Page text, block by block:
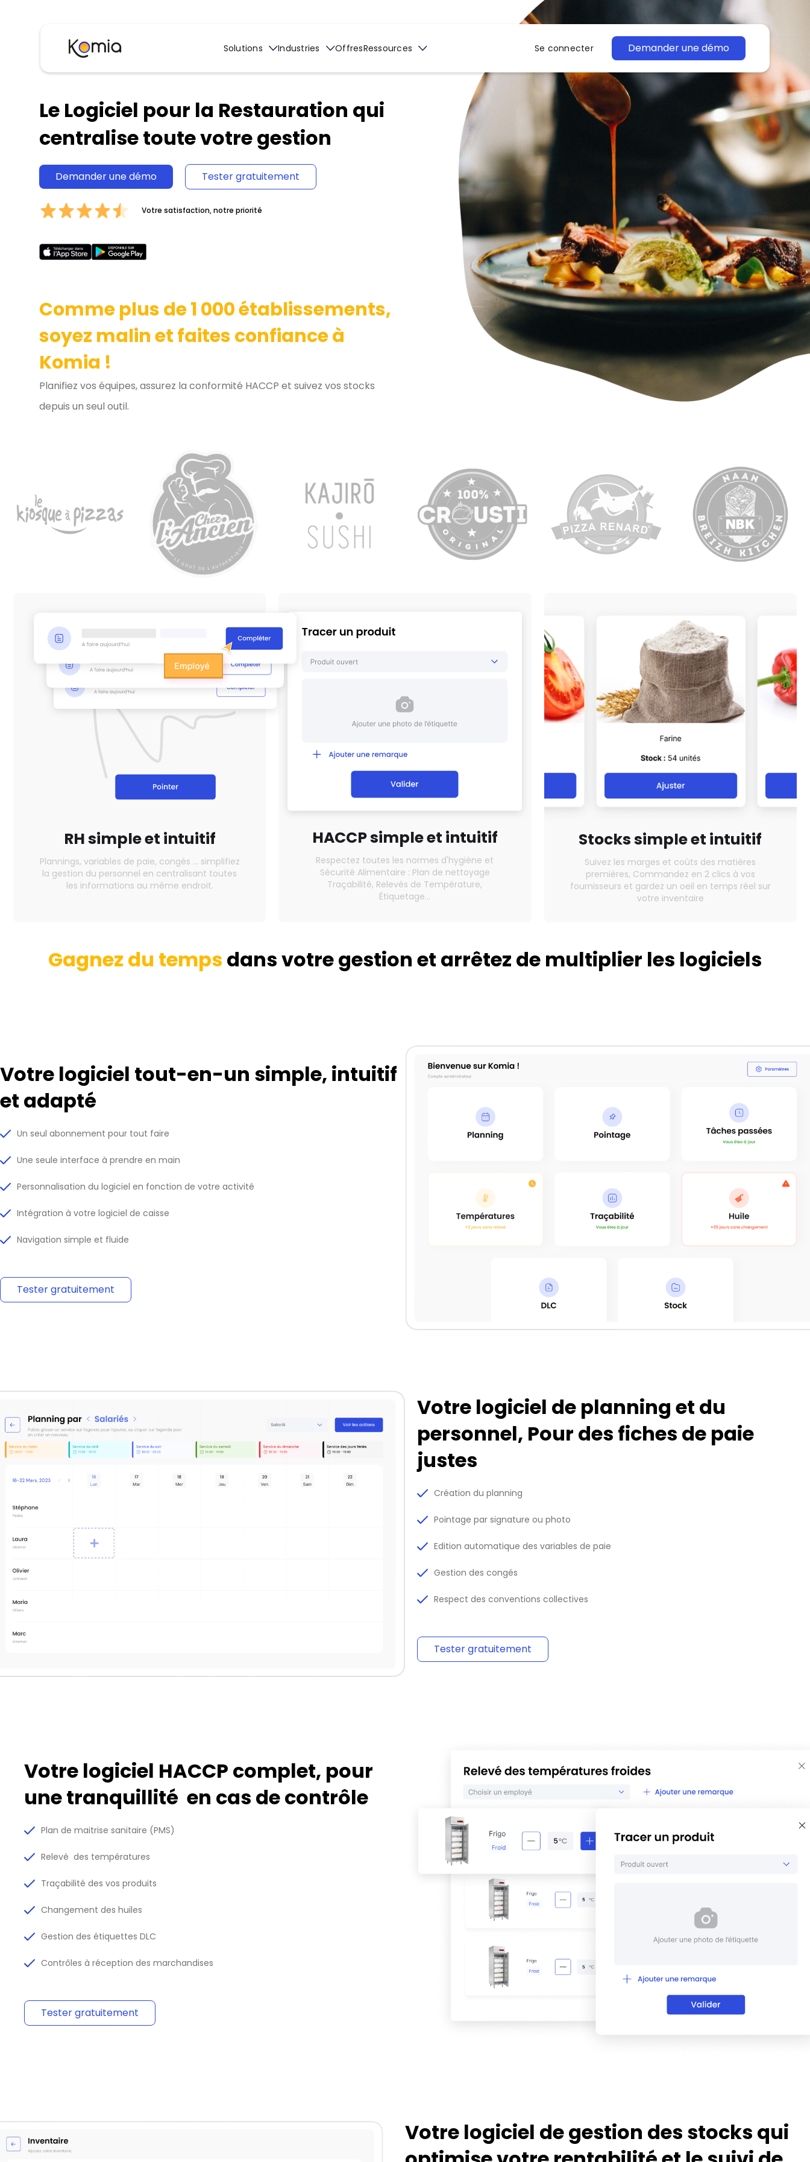
Solutions Industries OffresRessources Se connecter Demander une démo
Le Logiciel pour la Restauration qui
centralise toute votre gestion
Demander une démo Tester gratuitement
Votre satisfaction, notre priorité
Comme plus de 1 000 établissements,
soyez malin et faites confiance à
Komia !
Planifiez vos équipes, assurez la conformité HACCP et suivez vos stocks
depuis un seul outil.
RHsimple et intuitif
Plannings, variables de paie, congés … simplifiez
la gestion du personnel en centralisant toutes
les informations au même endroit.
HACCP simple et intuitif
Respectez toutes les normes d'hygiène et
Sécurité Alimentaire : Plan de nettoyage
Traçabilité, Relevés de Température,
Étiquetage...
Stocks simple et intuitif
Suivez les marges et coûts des matières
premières, Commandez en 2 clics à vos
fournisseurs et gardez un oeil en temps réel sur
votre inventaire
Gagnez du temps dans votre gestion et arrêtez de multiplier les logiciels
Votre logiciel tout-en-un simple, intuitif
et adapté
Un seul abonnement pour tout faire
Une seule interface à prendre en main
Personnalisation du logiciel en fonction de votre activité
Intégration à votre logiciel de caisse
Navigation simple et fluide
Tester gratuitement
Votre logiciel de planning et du
personnel, Pour des fiches de paie
justes
Création du planning
Pointage par signature ou photo
Edition automatique des variables de paie
Gestion des congés
Respect des conventions collectives
Tester gratuitement
Votre logiciel HACCP complet, pour
une tranquillité en cas de contrôle
Plan de maitrise sanitaire (PMS)
Relevé des températures
Traçabilité des vos produits
Changement des huiles
Gestion des étiquettes DLC
Contrôles à réception des marchandises
Tester gratuitement
Votre logiciel de gestion des stocks qui